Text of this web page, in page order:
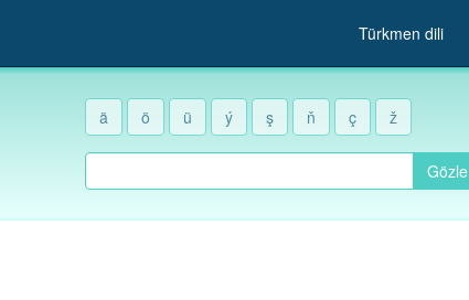
Türkmen dili
ä ö ü ý ş ň ç ž
Gözle